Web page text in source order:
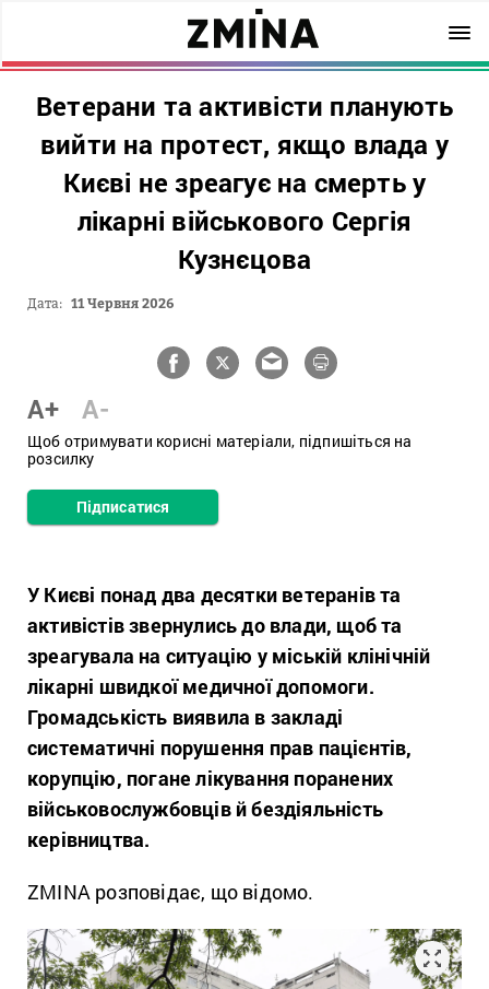
Ветерани та активісти планують
вийти на протест, якщо влада у
Києві не зреагує на смерть у
лікарні військового Сергія
Кузнєцова
Дата: 11 Червня 2026
A+ A-
Щоб отримувати корисні матеріали, підпишіться на
розсилку
Підписатися
У Києві понад два десятки ветеранів та
активістів звернулись до влади, щоб та
зреагувала на ситуацію у міській клінічній
лікарні швидкої медичної допомоги.
Громадськість виявила в закладі
систематичні порушення прав пацієнтів,
корупцію, погане лікування поранених
військовослужбовців й бездіяльність
керівництва.
ZMINA розповідає, що відомо.